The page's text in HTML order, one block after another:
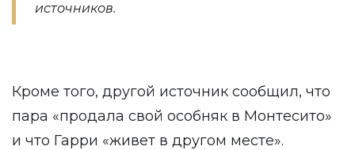
источников.
Кроме того, другой источник сообщил, что
пара «продала свой особняк в Монтесито»
и что Гарри «живет в другом месте».